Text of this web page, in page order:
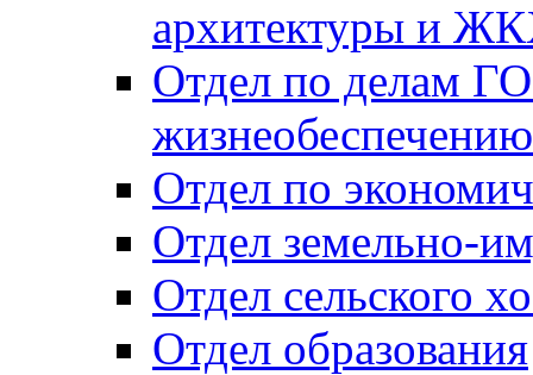
архитектуры и
Отдел по делам
Отдел по
Отдел земельно-
Отдел сельского
Отдел образования